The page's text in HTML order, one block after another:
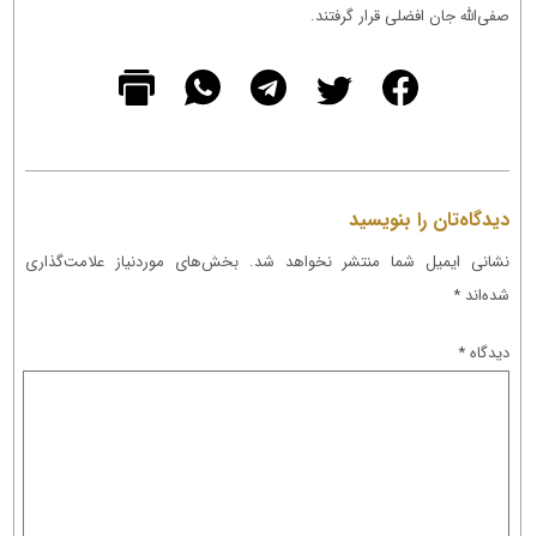
صفی‌الله جان افضلی قرار گرفتند.
دیدگاه‌تان را بنویسید
نشانی ایمیل شما منتشر نخواهد شد. بخش‌های موردنیاز علامت‌گذاری
شده‌اند *
دیدگاه*